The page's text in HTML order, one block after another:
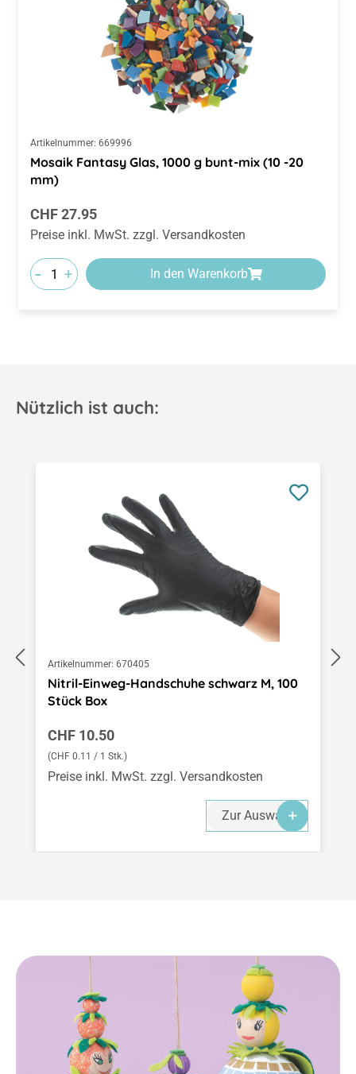
Artikelnummer: 669996
Mosaik Fantasy Glas, 1000 g bunt-mix (10 -20
mm)
Regulärer Preis:
CHF 27.95
Preise inkl. MwSt. zzgl. Versandkosten
- + In den Warenkorb
Nützlich ist auch:
Artikelnummer: 670405
Nitril-Einweg-Handschuhe schwarz M, 100
Stück Box
Regulärer Preis:
CHF 10.50
(CHF 0.11 / 1 Stk.)
Preise inkl. MwSt. zzgl. Versandkosten
Zur Auswahl